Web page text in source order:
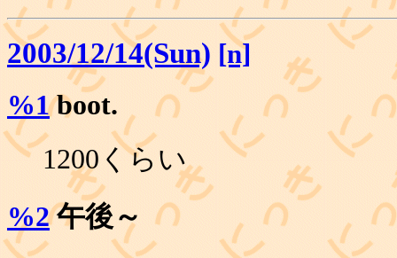
2003/12/14(Sun) [n]
%1boot.
1200くらい
%2午後～